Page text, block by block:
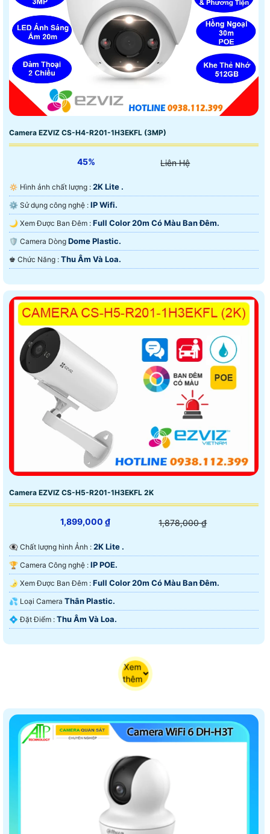
Camera EZVIZ CS-H4-R201-1H3EKFL (3MP)
45% Liên Hệ
🔅 Hình ảnh chất lượng : 2K Lite .
⚙ Sử dụng công nghệ : IP Wifi.
🌙 Xem Được Ban Đêm : Full Color 20m Có Màu Ban Ðêm.
🛡 Camera Dòng Dome Plastic.
️♚ Chức Năng : Thu Âm Và Loa.
Camera EZVIZ CS-H5-R201-1H3EKFL 2K
1,899,000 ₫ 1,878,000 ₫
👁️‍🗨 Chất lượng hình Ảnh : 2K Lite .
🏆 Camera Công nghệ : IP POE.
🌛 Xem Được Ban Đêm : Full Color 20m Có Màu Ban Ðêm.
💦 Loại Camera Thân Plastic.
️💠 Đặt Điểm : Thu Âm Và Loa.
Xem
thêm